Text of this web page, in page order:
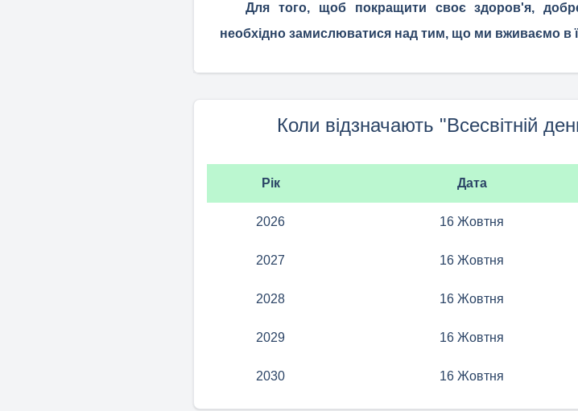
Для того, щоб покращити своє здоров'я,
необхідно замислюватися над тим, що ми вживаємо в
Коли відзначають "Всесвітній
Рік Дата
2026 16 Жовтня
2027 16 Жовтня
2028 16 Жовтня
2029 16 Жовтня
2030 16 Жовтня